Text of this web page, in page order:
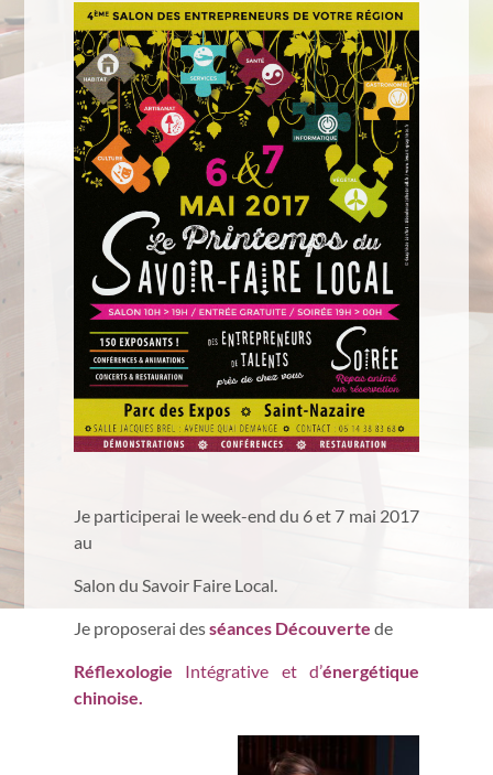
Je participerai le week-end du 6 et 7 mai 2017
au
Salon du Savoir Faire Local.
Je proposerai desséances Découverte de
Réflexologie Intégrative et d’énergétique
chinoise.